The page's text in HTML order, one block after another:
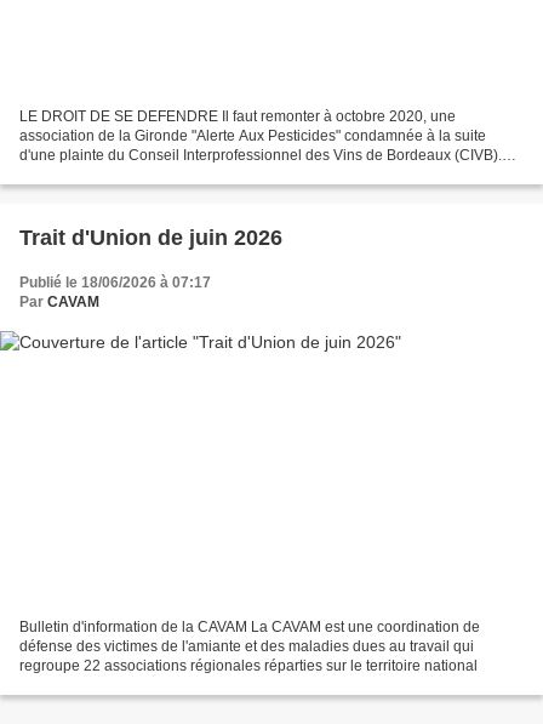
LE DROIT DE SE DEFENDRE Il faut remonter à octobre 2020, une
association de la Gironde "Alerte Aux Pesticides" condamnée à la suite
d'une plainte du Conseil Interprofessionnel des Vins de Bordeaux (CIVB).
Trait d'Union de juin 2026
Publié le 18/06/2026 à 07:17
Par CAVAM
Bulletin d'information de la CAVAM La CAVAM est une coordination de
défense des victimes de l'amiante et des maladies dues au travail qui
regroupe 22 associations régionales réparties sur le territoire national